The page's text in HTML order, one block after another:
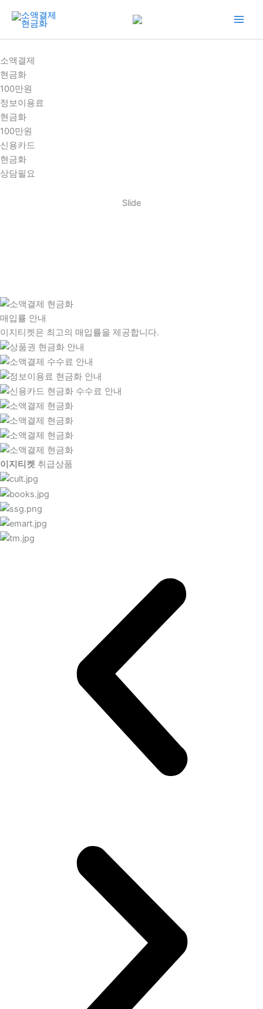
건
너
뛰
기
소액결제
현금화
100만원
정보이용료
현금화
100만원
신용카드
현금화
상담필요
Slide
매입률 안내
이지티켓은 최고의 매입률을 제공합니다.
이지티켓 취급상품